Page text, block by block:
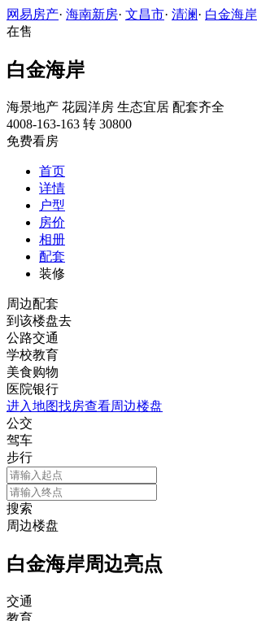
网易房产· 海南新房· 文昌市· 清澜· 白金海岸
在售
白金海岸
海景地产 花园洋房 生态宜居 配套齐全
4008-163-163 转 30800
免费看房
首页
详情
户型
房价
相册
配套
装修
周边配套
到该楼盘去
公路交通
学校教育
美食购物
医院银行
进入地图找房查看周边楼盘
公交
驾车
步行
搜索
周边楼盘
白金海岸周边亮点
交通
教育